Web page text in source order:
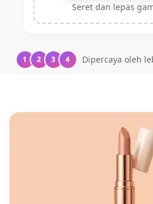
Seret dan lepas
1 2 3 4 Dipercaya oleh